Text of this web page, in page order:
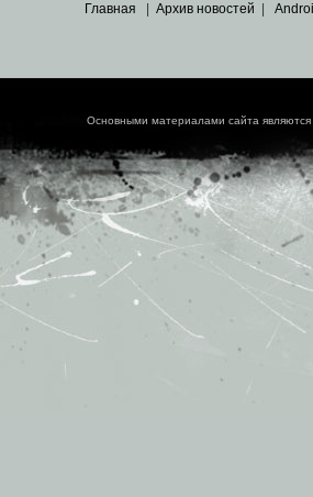
Главная Архив новостей
Основными материалами сайта являются